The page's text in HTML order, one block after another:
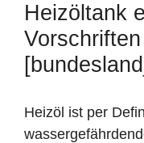
Heizöltank
Heizöl ist per